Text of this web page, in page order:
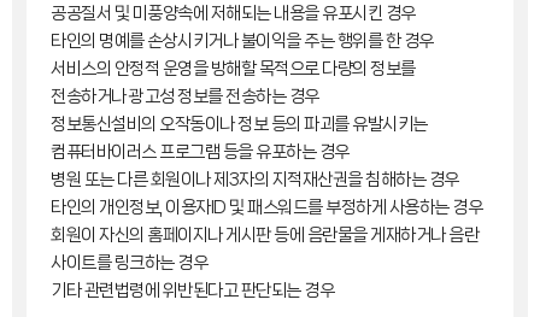
공공질서 및 미풍양속에 저해되는 내용을 유포시킨 경우
타인의 명예를 손상시키거나 불이익을 주는 행위를 한 경우
서비스의 안정적 운영을 방해할 목적으로 다량의 정보를
전송하거나 광고성 정보를 전송하는 경우
정보통신설비의 오작동이나 정보 등의 파괴를 유발시키는
컴퓨터바이러스 프로그램 등을 유포하는 경우
병원 또는 다른 회원이나 제3자의 지적재산권을 침해하는 경우
타인의 개인정보, 이용자ID 및 패스워드를 부정하게 사용하는 경우
회원이 자신의 홈페이지나 게시판 등에 음란물을 게재하거나 음란
사이트를 링크하는 경우
기타 관련법령에 위반된다고 판단되는 경우